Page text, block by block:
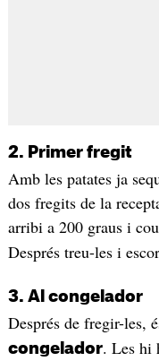
2. Primer fregit
Amb les patates ja
dos fregits de la
arribi a 200 graus i
Després treu-les i
3. Al congelador
Després de fregir-les,
congelador. Les hi